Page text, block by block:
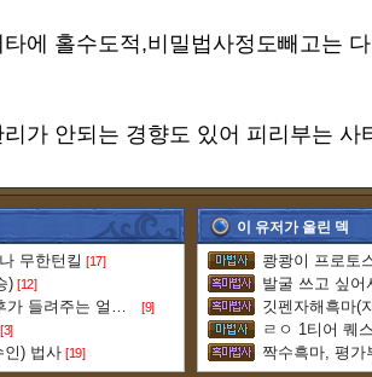
에 홀수도적,비밀법사정도빼고는
가 안되는 경향도 있어 피리부는 사
무한턴킬 [17]
) [12]
[5급주차][정성글] 슈팅덱 덕후가 들려주는 얼방 이야기 [9]
[3]
인) 법사 [19]
이 유저가 올린 덱
쾅쾅이 프로토
발굴 쓰고 싶어
깃펜자해흑마(
ㄹㅇ 1티어 퀘
짝수흑마, 평가